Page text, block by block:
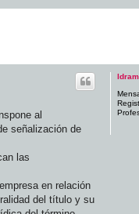
al
señalización de
las
en relación
del título y su